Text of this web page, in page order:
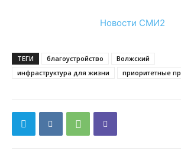
Новости СМИ2
ТЕГИ благоустройство
Волжский
инфраструктура для жизни
приоритетные